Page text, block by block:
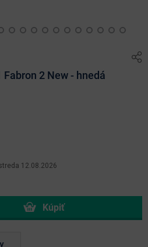
2 New - hnedá
12.08.2026